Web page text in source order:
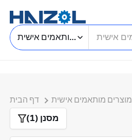
חיפוש חלקים מותאמים אישית
דף הבית מוצרים מותאמים אישית
מסנן (1)